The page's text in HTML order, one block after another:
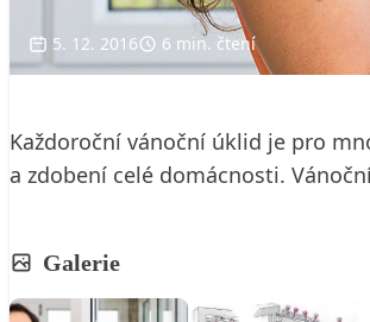
5. 12. 2016 6 min. čtení
Každoroční vánoční úklid je pro
a zdobení celé domácnosti.
Galerie